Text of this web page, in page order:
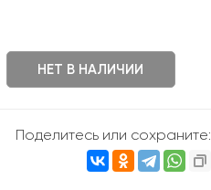
НЕТ В НАЛИЧИИ
Поделитесь или сохраните: